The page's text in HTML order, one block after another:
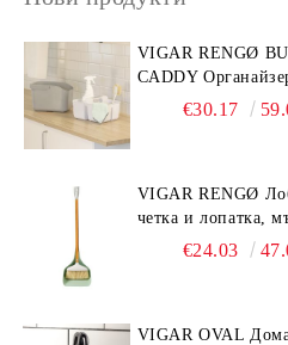
VIGAR RENGØ
CADDY
от две части, сив
€30.17
VIGAR RENGØ Лоби сет -
четка и лопатка,
€24.03
VIGAR OVAL